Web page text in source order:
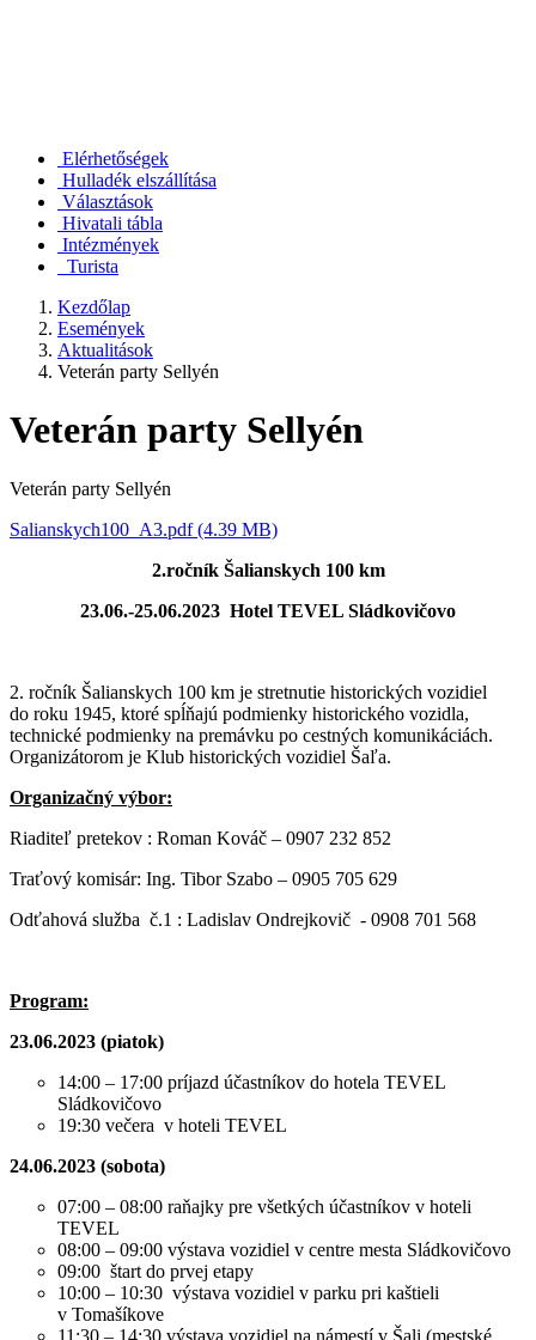
Elérhetőségek
Hulladék elszállítása
Választások
Hivatali tábla
Intézmények
Turista
Kezdőlap
Események
Aktualitások
Veterán party Sellyén
Veterán party Sellyén
Veterán party Sellyén
Salianskych100_A3.pdf (4.39 MB)
2.ročník Šalianskych 100 km
23.06.-25.06.2023 Hotel TEVEL Sládkovičovo
2. ročník Šalianskych 100 km je stretnutie historických vozidiel
do roku 1945, ktoré spĺňajú podmienky historického vozidla,
technické podmienky na premávku po cestných komunikáciách.
Organizátorom je Klub historických vozidiel Šaľa.
Organizačný výbor:
Riaditeľ pretekov : Roman Kováč – 0907 232 852
Traťový komisár: Ing. Tibor Szabo – 0905 705 629
Odťahová služba č.1 : Ladislav Ondrejkovič - 0908 701 568
Program:
23.06.2023 (piatok)
14:00 – 17:00 príjazd účastníkov do hotela TEVEL
Sládkovičovo
19:30 večera v hoteli TEVEL
24.06.2023 (sobota)
07:00 – 08:00 raňajky pre všetkých účastníkov v hoteli
TEVEL
08:00 – 09:00 výstava vozidiel v centre mesta Sládkovičovo
09:00 štart do prvej etapy
10:00 – 10:30 výstava vozidiel v parku pri kaštieli
v Tomašíkove
11:30 – 14:30 výstava vozidiel na námestí v Šali (mestské